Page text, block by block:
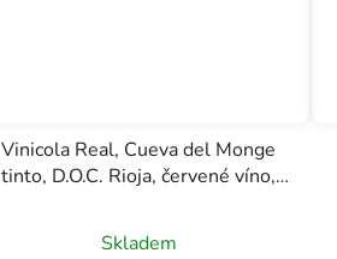
Vinicola Real, Cueva del Monge
tinto, D.O.C. Rioja, červené víno,
Skladem